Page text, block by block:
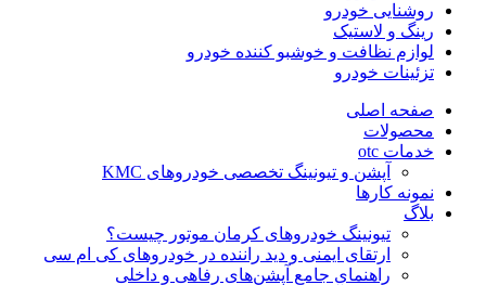
روشنایی خودرو
رینگ و لاستیک
لوازم نظافت و خوشبو کننده خودرو
تزئینات خودرو
صفحه اصلی
محصولات
خدمات otc
آپشن و تیونینگ تخصصی خودروهای KMC
نمونه کارها
بلاگ
تیونینگ خودروهای کرمان موتور چیست؟
ارتقای ایمنی و دید راننده در خودروهای کی ام سی
راهنمای جامع آپشن‌های رفاهی و داخلی